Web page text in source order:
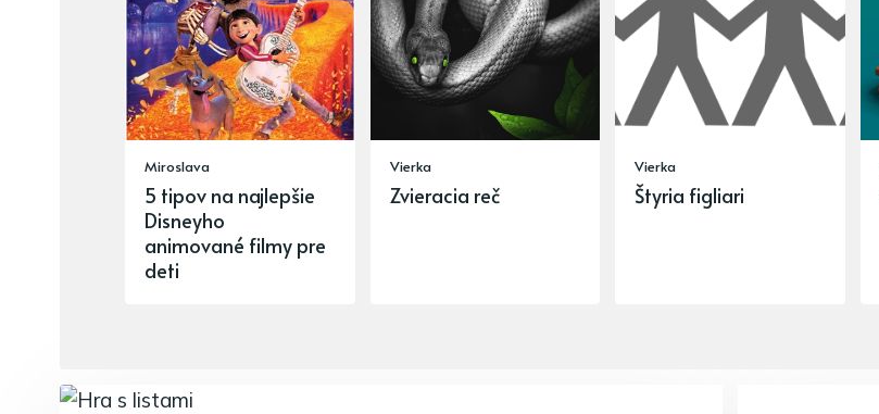
Miroslava
5 tipov na najlepšie
Disneyho
animované filmy pre
deti
Vierka
Zvieracia reč
Vierka
Štyria figliari